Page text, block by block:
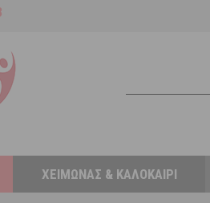
ΧΕΙΜΏΝΑΣ & ΚΑΛΟΚΑΊΡΙ